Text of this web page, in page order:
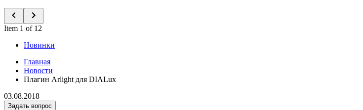
Item 1 of 12
Новинки
Главная
Новости
Плагин Arlight для DIALux
03.08.2018
Задать вопрос